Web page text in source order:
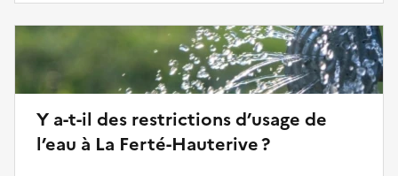
Y a-t-il des restrictions d’usage de
l’eau à La Ferté-Hauterive ?